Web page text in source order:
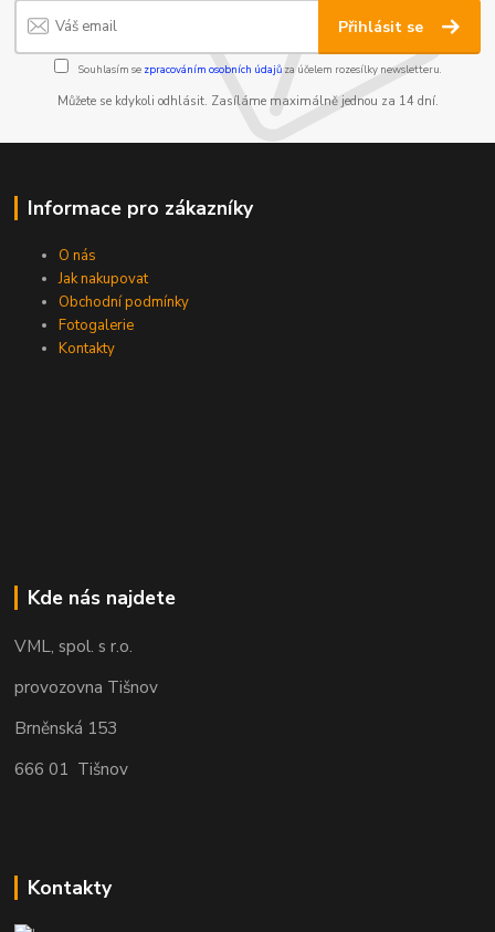
Přihlásit se
Souhlasím se zpracováním osobních údajůza účelem rozesílky newsletteru.
Můžete se kdykoli odhlásit. Zasíláme maximálně jednou za 14 dní.
Informace pro zákazníky
O nás
Jak nakupovat
Obchodní podmínky
Fotogalerie
Kontakty
Kde nás najdete
VML, spol. s r.o.
provozovna Tišnov
Brněnská 153
666 01 Tišnov
Kontakty